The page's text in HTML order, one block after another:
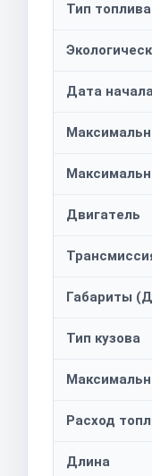
Тип топлива
Дата
Двигатель
Габариты
Тип кузова
Расход
Длина